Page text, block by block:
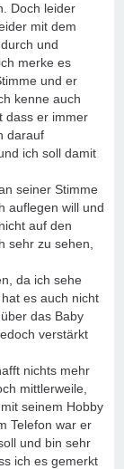
Doch leider
mit dem
und
merke es
und er
kenne auch
dass er immer
darauf
ich soll damit
seiner Stimme
auflegen will und
auf den
sehr zu sehen,
da ich sehe
es auch nicht
das Baby
verstärkt
nichts mehr
mittlerweile,
seinem Hobby
Telefon war er
und bin sehr
ich es gemerkt